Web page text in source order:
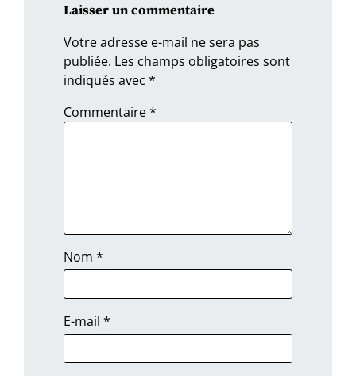
Laisser un commentaire
Votre adresse e-mail ne sera pas
publiée. Les champs obligatoires sont
indiqués avec*
Commentaire*
Nom*
E-mail*